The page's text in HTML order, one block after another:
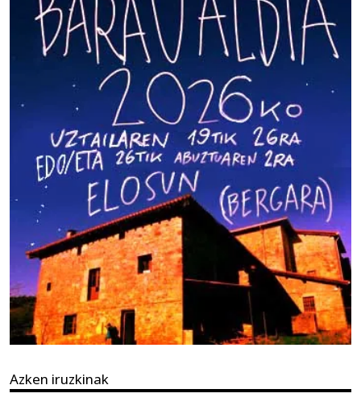
Azken iruzkinak